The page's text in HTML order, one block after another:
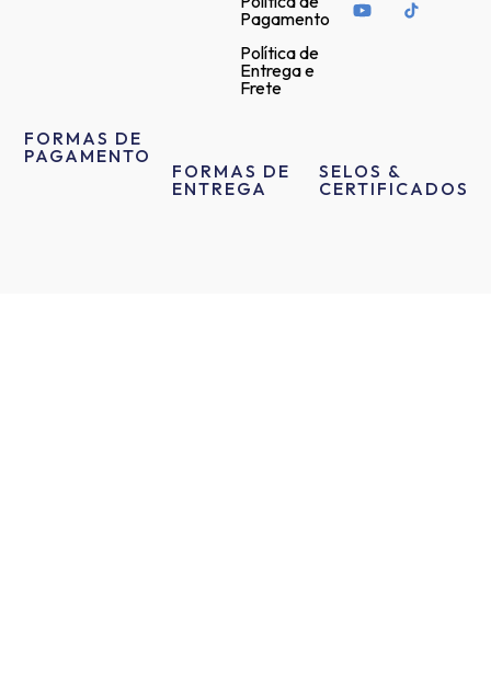
Pagamento
Política de
Entrega e
Frete
FORMAS DE
PAGAMENTO
FORMAS DE
ENTREGA
SELOS &
CERTIFICADOS